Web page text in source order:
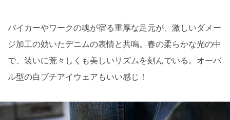
バイカーやワークの魂が宿る重厚な足元が、激しいダメー
ジ加工の効いたデニムの表情と共鳴。春の柔らかな光の中
で、装いに荒々しくも美しいリズムを刻んでいる。オーバ
ル型の白ブチアイウェアもいい感じ！